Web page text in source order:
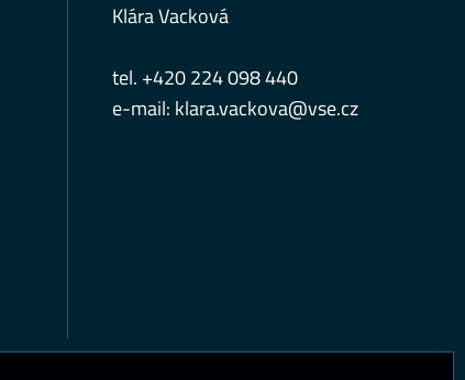
Klára Vacková
tel. +420 224 098 440
e-mail: klara.vackova@vse.cz